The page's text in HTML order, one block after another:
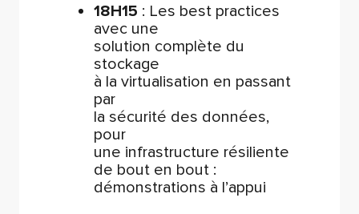
18H15 : Les best practices
avec une
solution complète du
stockage
à la virtualisation en passant
par
la sécurité des données,
pour
une infrastructure résiliente
de bout en bout :
démonstrations à l’appui